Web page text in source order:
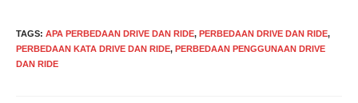
TAGS: APA PERBEDAAN DRIVE DAN RIDE, PERBEDAAN DRIVE DAN RIDE,
PERBEDAAN KATA DRIVE DAN RIDE, PERBEDAAN PENGGUNAAN DRIVE
DAN RIDE